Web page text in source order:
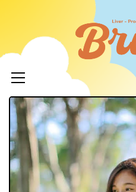
ン
ス
ッ
プ
ニ
ュ
ー